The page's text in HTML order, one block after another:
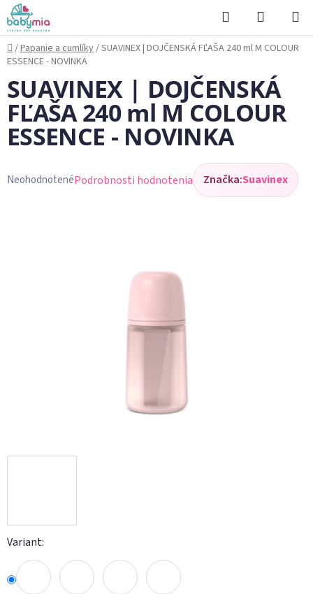
Prejsť
na
obsah
Hľadať
KOŠÍK
Domov
/Papanie a cumlíky/SUAVINEX | DOJČENSKÁ FĽAŠA 240 ml M COLOUR
ESSENCE - NOVINKA
Variant:
SUAVINEX | DOJČENSKÁ
FĽAŠA 240 ml M COLOUR
ESSENCE - NOVINKA
Priemerné
NeohodnotenéPodrobnosti hodnotenia Značka:Suavinex